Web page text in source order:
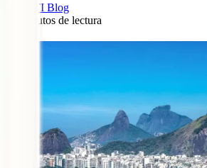
IATI Blog
minutos de lectura